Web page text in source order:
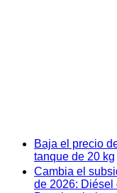
Baja el precio
tanque de 20 kg
Cambia el
de 2026: Diésel